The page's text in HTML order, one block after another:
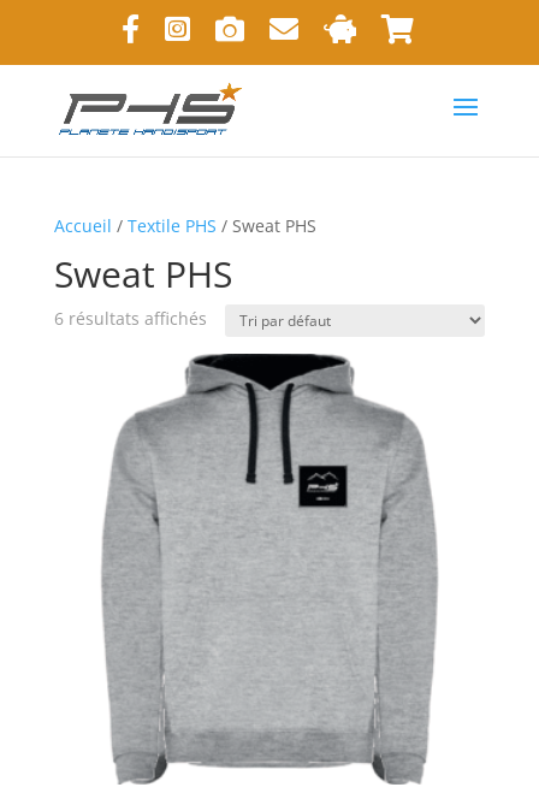
Accueil / Textile PHS / Sweat PHS
Sweat PHS
6 résultats affichés